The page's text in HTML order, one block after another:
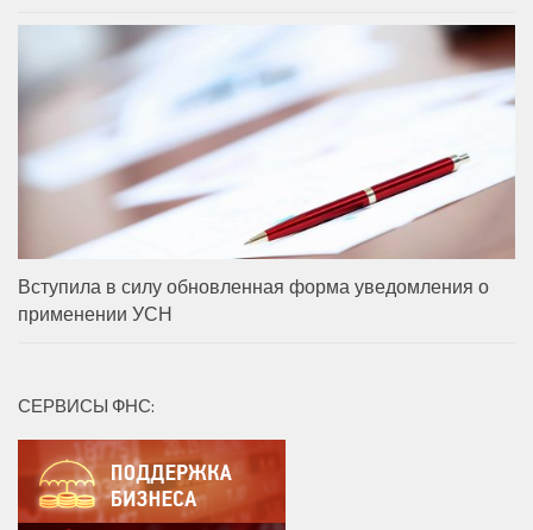
Вступила в силу обновленная форма уведомления о
применении УСН
СЕРВИСЫ ФНС: